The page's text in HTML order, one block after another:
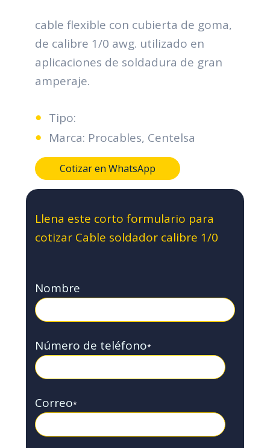
cable flexible con cubierta de goma,
de calibre 1/0 awg. utilizado en
aplicaciones de soldadura de gran
amperaje.
Tipo:
Marca: Procables, Centelsa
Cotizar en WhatsApp
Llena este corto formulario para
cotizar Cable soldador calibre 1/0
Nombre
Número de teléfono*
Correo*